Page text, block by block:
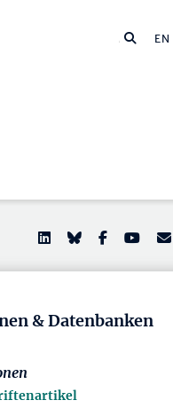
EN
& Datenbanken